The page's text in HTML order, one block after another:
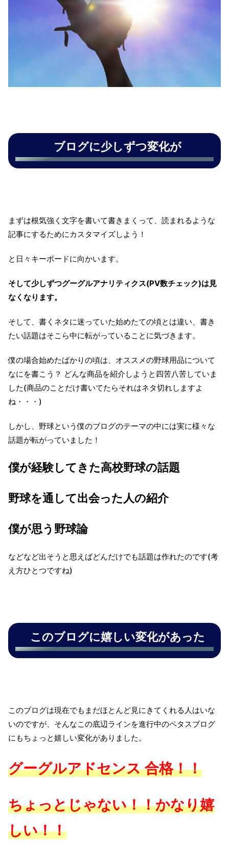
ブログに少しずつ変化が
まずは根気強く文字を書いて書きまくって、読まれるような
記事にするためにカスタマイズしよう！
と日々キーボードに向かいます。
そして少しずつグーグルアナリティクス(PV数チェック)は見
なくなります。
そして、書くネタに迷っていた始めたての頃とは違い、書き
たい話題はそこら中に転がっていることに気づきます。
僕の場合始めたばかりの頃は、オススメの野球用品について
なにを書こう？ どんな商品を紹介しようと四苦八苦していま
した(商品のことだけ書いてたらそれはネタ切れしますよ
ね・・・)
しかし、野球という僕のブログのテーマの中には実に様々な
話題が転がっていました！
僕が経験してきた高校野球の話題
野球を通して出会った人の紹介
僕が思う野球論
などなど出そうと思えばどんだけでも話題は作れたのです(考
え方ひとつですね)
このブログに嬉しい変化があった
このブログは現在でもまだほとんど見にきてくれる人はいな
いのですが、そんなこの底辺ラインを進行中のペタスブログ
にもちょっと嬉しい変化がありました。
グーグルアドセンス 合格！！
ちょっとじゃない！！かなり嬉
しい！！